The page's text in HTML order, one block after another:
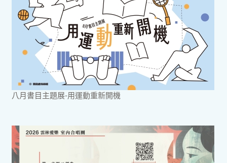
八月書目主題展-用運動重新開機